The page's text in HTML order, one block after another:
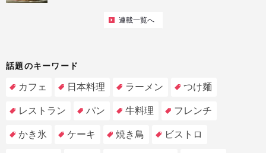
連載一覧へ
話題のキーワード
カフェ 日本料理 ラーメン つけ麺
レストラン パン 牛料理 フレンチ
かき氷 ケーキ 焼き鳥 ビストロ